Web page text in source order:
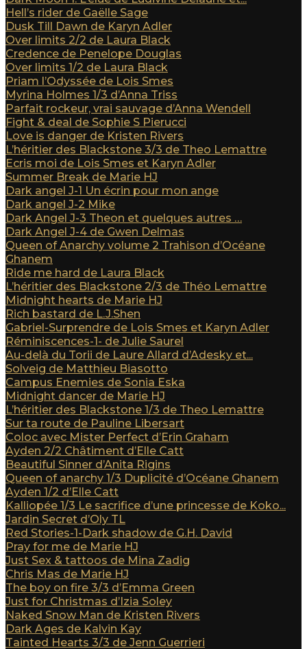
Hell’s rider de Gaëlle Sage
Dusk Till Dawn de Karyn Adler
Over limits 2/2 de Laura Black
Credence de Penelope Douglas
Over limits 1/2 de Laura Black
Priam l’Odyssée de Lois Smes
Myrina Holmes 1/3 d’Anna Triss
Parfait rockeur, vrai sauvage d’Anna Wendell
Fight & deal de Sophie S Pierucci
Love is danger de Kristen Rivers
L’héritier des Blackstone 3/3 de Theo Lemattre
Ecris moi de Lois Smes et Karyn Adler
Summer Break de Marie HJ
Dark angel J-1 Un écrin pour mon ange
Dark angel J-2 Mike
Dark Angel J-3 Theon et quelques autres …
Dark Angel J-4 de Gwen Delmas
Queen of Anarchy volume 2 Trahison d’Océane
Ghanem
Ride me hard de Laura Black
L’héritier des Blackstone 2/3 de Théo Lemattre
Midnight hearts de Marie HJ
Rich bastard de L.J.Shen
Gabriel-Surprendre de Lois Smes et Karyn Adler
Réminiscences-1- de Julie Saurel
Au-delà du Torii de Laure Allard d’Adesky et...
Solveig de Matthieu Biasotto
Campus Enemies de Sonia Eska
Midnight dancer de Marie HJ
L’héritier des Blackstone 1/3 de Theo Lemattre
Sur ta route de Pauline Libersart
Coloc avec Mister Perfect d’Erin Graham
Ayden 2/2 Châtiment d’Elle Catt
Beautiful Sinner d’Anita Rigins
Queen of anarchy 1/3 Duplicité d’Océane Ghanem
Ayden 1/2 d’Elle Catt
Kalliopée 1/3 Le sacrifice d’une princesse de Koko...
Jardin Secret d’Oly TL
Red Stories-1-Dark shadow de G.H. David
Pray for me de Marie HJ
Just Sex & tattoos de Mina Zadig
Chris Mas de Marie HJ
The boy on fire 3/3 d’Emma Green
Just for Christmas d’Izia Soley
Naked Snow Man de Kristen Rivers
Dark Ages de Kalvin Kay
Tainted Hearts 3/3 de Jenn Guerrieri